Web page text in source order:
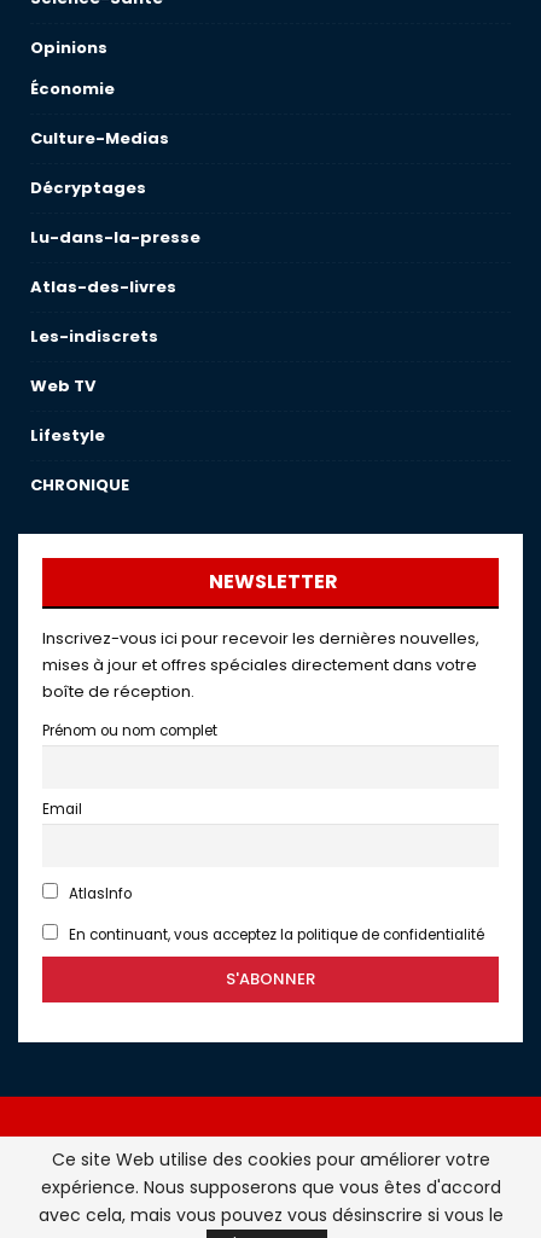
Opinions
Économie
Culture-Medias
Décryptages
Lu-dans-la-presse
Atlas-des-livres
Les-indiscrets
Web TV
Lifestyle
CHRONIQUE
NEWSLETTER
Inscrivez-vous ici pour recevoir les dernières nouvelles,
mises à jour et offres spéciales directement dans votre
boîte de réception.
Prénom ou nom complet
Email
AtlasInfo
En continuant, vous acceptez la politique de confidentialité
Atlasinfo.fr : l'essentiel de l'actualité de la France et du
Maghreb © Tous Droits Réservés - Atlasinfo- 2026
Ce site Web utilise des cookies pour améliorer votre
expérience. Nous supposerons que vous êtes d'accord
avec cela, mais vous pouvez vous désinscrire si vous le